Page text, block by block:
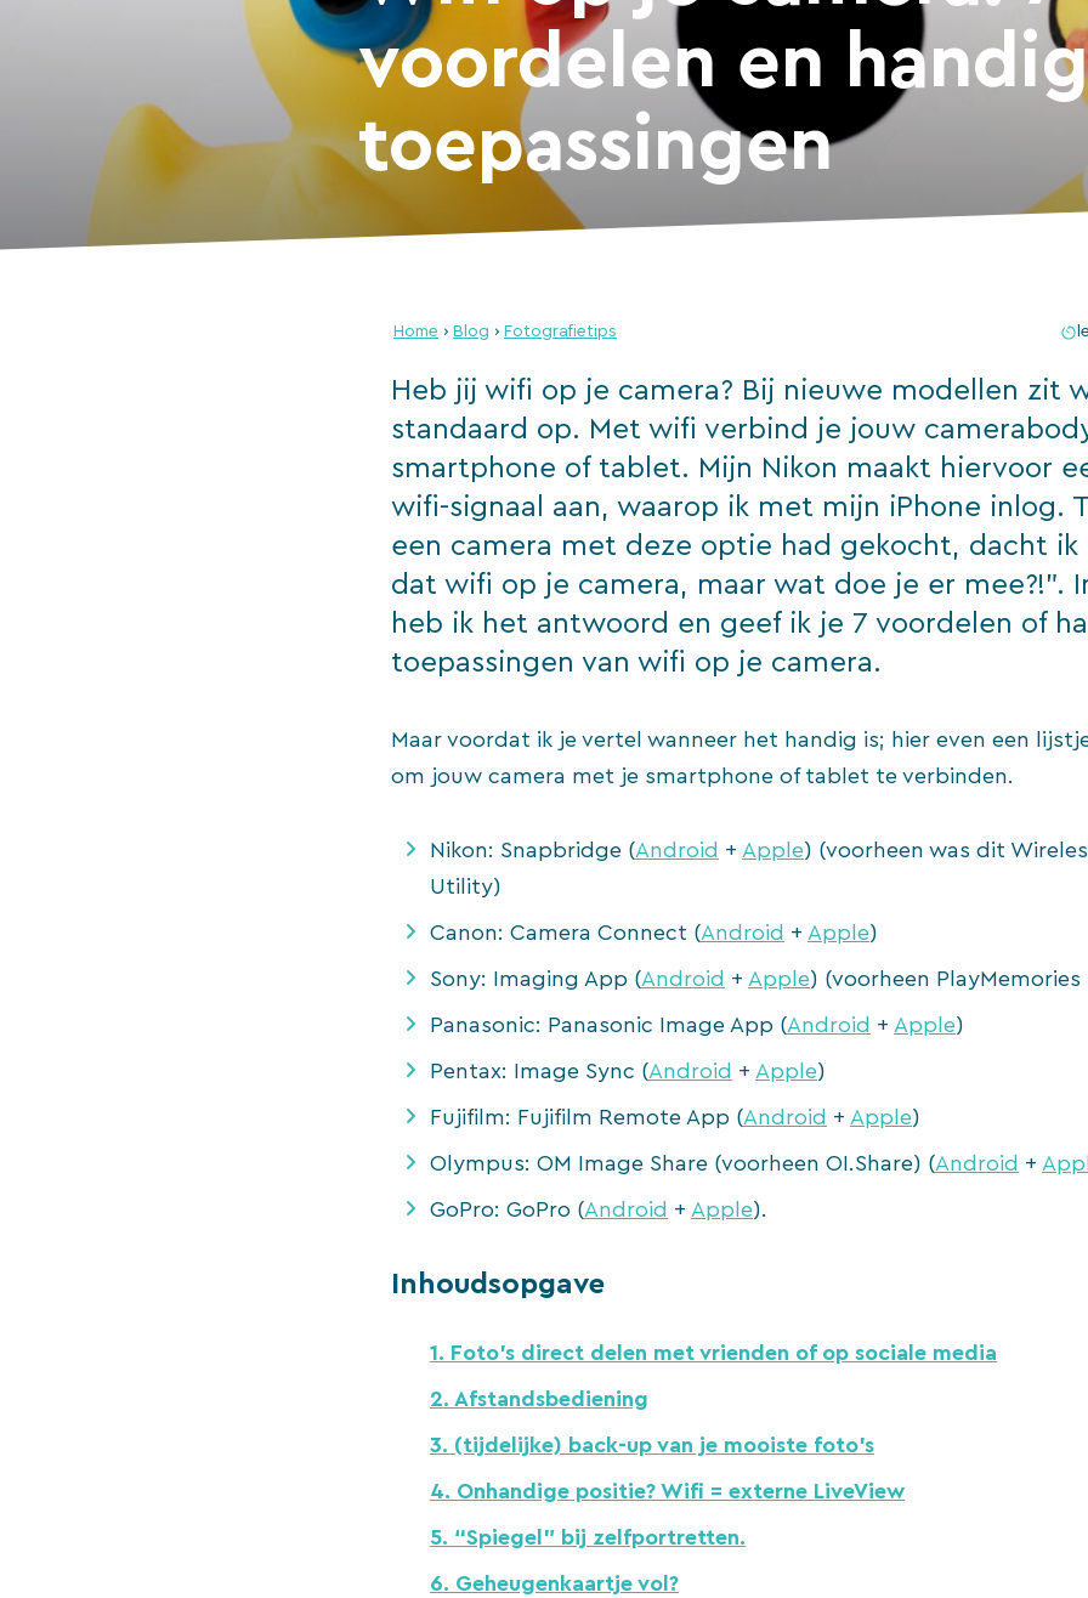
voordelen en
toepassingen
Home › Blog › Fotografietips
Heb jij wifi op je camera? Bij nieuwe modellen zit
standaard op. Met wifi verbind je jouw
smartphone of tablet. Mijn Nikon maakt hiervoor
wifi-signaal aan, waarop ik met mijn iPhone inlog.
een camera met deze optie had gekocht, dacht ik
dat wifi op je camera, maar wat doe je er mee?!”.
heb ik het antwoord en geef ik je 7 voordelen of
toepassingen van wifi op je camera.
Maar voordat ik je vertel wanneer het handig is; hier even een
om jouw camera met je smartphone of tablet te verbinden.
Nikon: Snapbridge (Android + Apple) (voorheen was dit
Utility)
Canon: Camera Connect (Android + Apple)
Sony: Imaging App (Android + Apple) (voorheen PlayMemories
Panasonic: Panasonic Image App (Android + Apple)
Pentax: Image Sync (Android + Apple)
Fujifilm: Fujifilm Remote App (Android + Apple)
Olympus: OM Image Share (voorheen OI.Share) (Android +
GoPro: GoPro (Android + Apple).
Inhoudsopgave
1. Foto’s direct delen met vrienden of op sociale media
2. Afstandsbediening
3. (tijdelijke) back-up van je mooiste foto’s
4. Onhandige positie? Wifi = externe LiveView
5. “Spiegel” bij zelfportretten.
6. Geheugenkaartje vol?